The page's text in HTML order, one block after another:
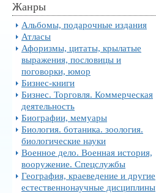
Жанры
Альбомы, подарочные издания
Атласы
Афоризмы, цитаты, крылатые
выражения, пословицы и
поговорки, юмор
Бизнес-книги
Бизнес. Торговля. Коммерческая
деятельность
Биографии, мемуары
Биология. ботаника. зоология.
биологические науки
Военное дело. Военная история,
вооружение. Спецслужбы
География, краеведение и другие
естественнонаучные дисциплины